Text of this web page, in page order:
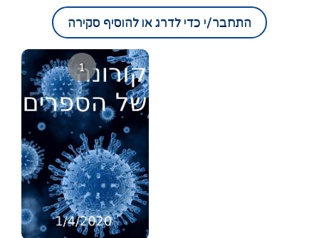
התחבר/י כדי לדרג או להוסיף סקירה
1